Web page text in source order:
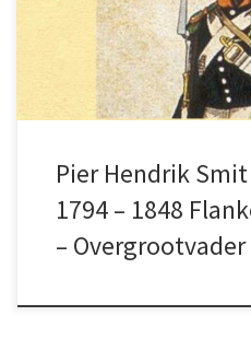
Pier Hendrik Smit
1794 – 1848
–